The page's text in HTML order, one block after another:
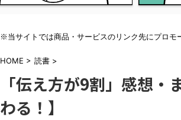
※当サイトでは商品・サービスのリンク先にプロモ
HOME > 読書 >
「伝え方が9割」感想
わる！】